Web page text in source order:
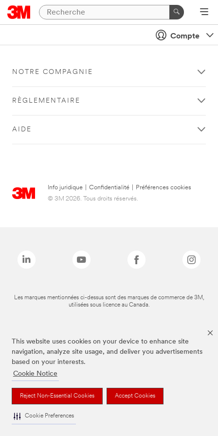
This website uses cookies on your device to enhance site
navigation, analyze site usage, and deliver you advertisements
based on your interests.
Cookie Notice
Reject Non-Essential Cookies Accept Cookies
Cookie Preferences
Compte
NOTRE COMPAGNIE
RÈGLEMENTAIRE
AIDE
Info juridique Confidentialité
Préférences cookies
© 3M 2026. Tous droits réservés.
Les marques mentionnées ci-dessus sont des marques de commerce de 3M,
utilisées sous licence au Canada.